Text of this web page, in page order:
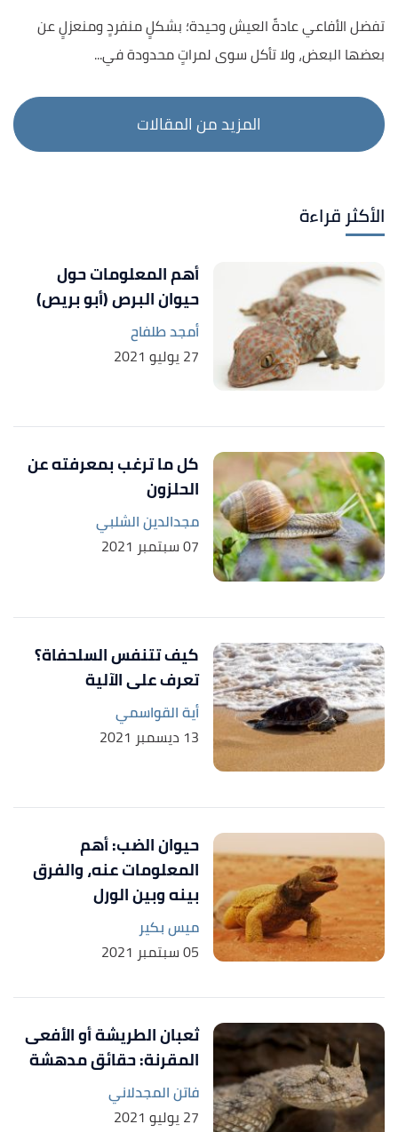
تفضل الأفاعي عادةً العيش وحيدة؛ بشكلٍ منفردٍ ومنعزلٍ عن
بعضها البعض، ولا تأكل سوى لمراتٍ محدودة في...
الأكثر قراءة
أهم المعلومات حول
حيوان البرص (أبو بريص)
أمجد طلفاح
27 يوليو 2021
كل ما ترغب بمعرفته عن
الحلزون
مجدالدين الشلبي
07 سبتمبر 2021
كيف تتنفس السلحفاة؟
تعرف على الآلية
أية القواسمي
13 ديسمبر 2021
حيوان الضب: أهم
المعلومات عنه، والفرق
بينه وبين الورل
ميس بكير
05 سبتمبر 2021
ثعبان الطريشة أو الأفعى
المقرنة: حقائق مدهشة
فاتن المجدلاني
27 يوليو 2021